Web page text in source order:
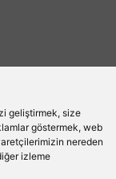
geliştirmek, size
göstermek, web
nereden
izleme